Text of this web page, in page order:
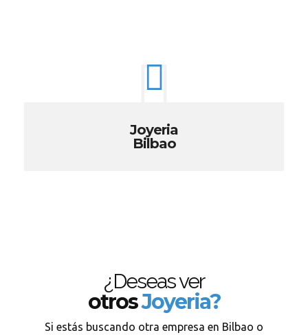
Joyeria
Bilbao
¿Deseas ver
otrosJoyeria?
Si estás buscando otra empresa en Bilbao o